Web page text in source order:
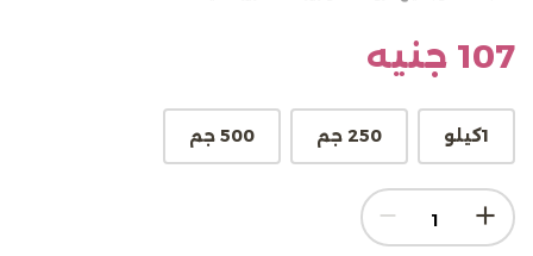
107 جنيه
1كيلو 250 جم 500 جم